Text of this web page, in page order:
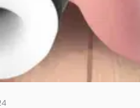
deine